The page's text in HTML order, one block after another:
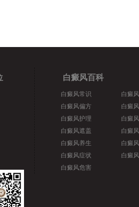
白癜风百科
白癜风常识
白癜风偏方
白癜风护理
白癜风遮盖
白癜风养生
白癜风症状
白癜风危害
白癜
白癜
白癜
白癜
白癜
白癜